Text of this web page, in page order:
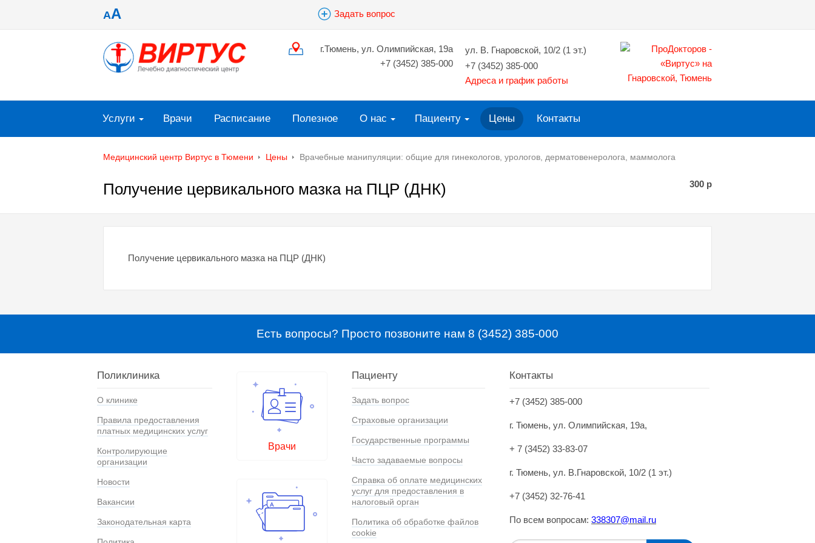
AA Задать вопрос
г.Тюмень, ул. Олимпийская, 19а
+7 (3452) 385-000
ул. В. Гнаровской, 10/2 (1 эт.)
+7 (3452) 385-000
Адреса и график работы
Услуги Врачи Расписание Полезное О нас Пациенту Цены Контакты
Медицинский центр Виртус в Тюмени Цены Врачебные манипуляции: общие для гинекологов, урологов, дерматовенеролога, маммолога
Получение цервикального мазка на ПЦР (ДНК) 300 р
Получение цервикального мазка на ПЦР (ДНК)
Есть вопросы? Просто позвоните нам 8 (3452) 385-000
Поликлиника
О клинике
Правила предоставления
платных медицинских услуг
Контролирующие
организации
Новости
Вакансии
Законодательная карта
Врачи
Пациенту
Задать вопрос
Страховые организации
Государственные программы
Часто задаваемые вопросы
Справка об оплате медицинских
услуг для предоставления в
налоговый орган
Политика об обработке файлов
cookie
Контакты
+7 (3452) 385-000
г. Тюмень, ул. Олимпийская, 19а,
+ 7 (3452) 33-83-07
г. Тюмень, ул. В.Гнаровской, 10/2 (1 эт.)
+7 (3452) 32-76-41
По всем вопросам: 338307@mail.ru